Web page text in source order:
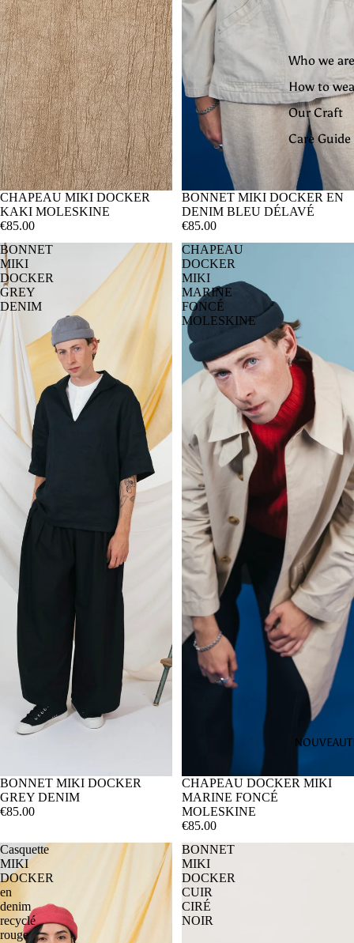
Who we
How to
Our Craft
Care Guide
CHAPEAU MIKI DOCKER
KAKI MOLESKINE
€85.00
BONNET MIKI DOCKER EN
DENIM BLEU DÉLAVÉ
€85.00
BONNET
MIKI
DOCKER
GREY
DENIM
SOLD OUT
BONNET MIKI DOCKER
GREY DENIM
€85.00
CHAPEAU
DOCKER
MIKI
MARINE
FONCÉ
MOLESKINE
CHAPEAU DOCKER MIKI
MARINE FONCÉ
MOLESKINE
€85.00
Casquette
MIKI
DOCKER
en
denim
recyclé
rouge
BONNET
MIKI
DOCKER
CUIR
CIRÉ
NOIR